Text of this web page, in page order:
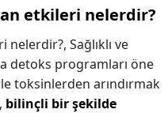
etkileri nelerdir?
nelerdir?, Sağlıklı ve
detoks programları öne
toksinlerden arındırmak
bilinçli bir şekilde